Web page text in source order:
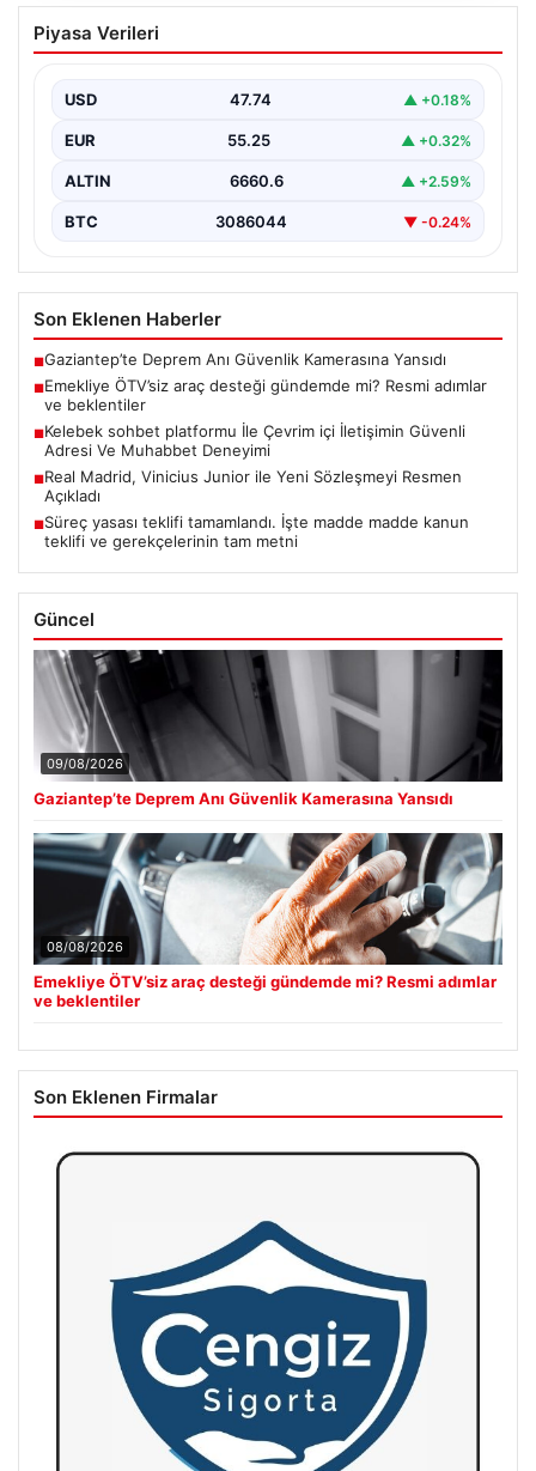
Emekliye ÖTV’siz araç desteği
gündemde mi? Resmi adımlar ve
Son zamanlarda sosyal medyada ve çeşitli haber
imkanlarının…
Piyasa Verileri
USD 47.74 ▲ +0.18%
EUR 55.25 ▲ +0.32%
ALTIN 6660.6 ▲ +2.59%
BTC 3086044 ▼ -0.24%
Son Eklenen Haberler
■Gaziantep’te Deprem Anı Güvenlik Kamerasına Yansıdı
■Emekliye ÖTV’siz araç desteği gündemde mi? Resmi adımlar
ve beklentiler
■Kelebek sohbet platformu İle Çevrim içi İletişimin Güvenli
Adresi Ve Muhabbet Deneyimi
■Real Madrid, Vinicius Junior ile Yeni Sözleşmeyi Resmen
Açıkladı
■Süreç yasası teklifi tamamlandı. İşte madde madde kanun
teklifi ve gerekçelerinin tam metni
Güncel
09/08/2026
Gaziantep’te Deprem Anı Güvenlik Kamerasına Yansıdı
08/08/2026
Emekliye ÖTV’siz araç desteği gündemde mi? Resmi adımlar
ve beklentiler
Son Eklenen Firmalar